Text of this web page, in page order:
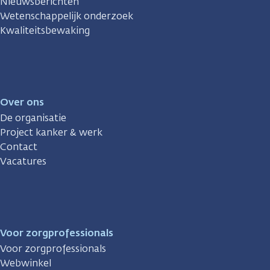
Wetenschappelijk onderzoek
Kwaliteitsbewaking
Over ons
De organisatie
Project kanker & werk
Contact
Vacatures
Voor zorgprofessionals
Voor zorgprofessionals
Webwinkel